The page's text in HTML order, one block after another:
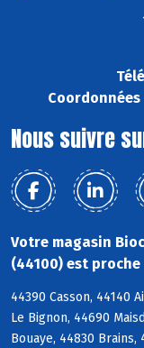
Coordonnées
Nous suivre
Votre magasin
(44100) est proche
44390 Casson, 44140
Le Bignon, 44690
Bouaye, 44830